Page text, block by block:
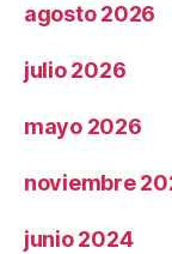
agosto 2026
julio 2026
mayo 2026
noviembre
junio 2024